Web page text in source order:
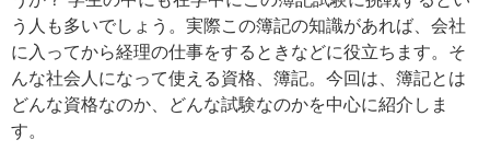
う人も多いでしょう。実際この簿記の知識があれば、会社
に入ってから経理の仕事をするときなどに役立ちます。そ
んな社会人になって使える資格、簿記。今回は、簿記とは
どんな資格なのか、どんな試験なのかを中心に紹介しま
す。